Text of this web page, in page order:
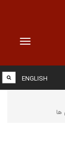
Toggle
ENGLISH
ها